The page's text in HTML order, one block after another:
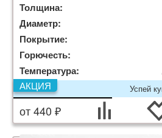
Толщина:
Диаметр:
Покрытие:
Горючесть:
Температура:
Успей
АКЦИЯ
от 440 ₽